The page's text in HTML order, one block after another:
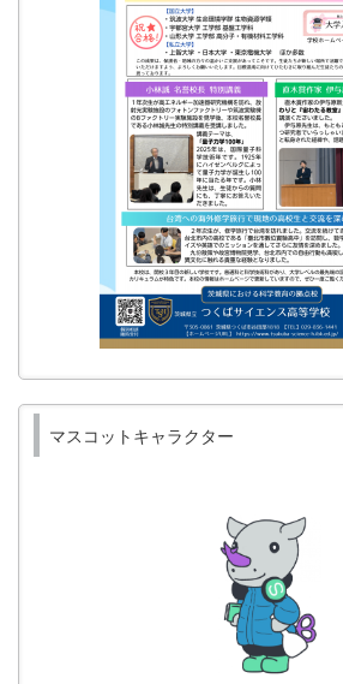
マスコットキャラクター